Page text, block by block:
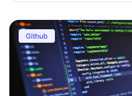
Github